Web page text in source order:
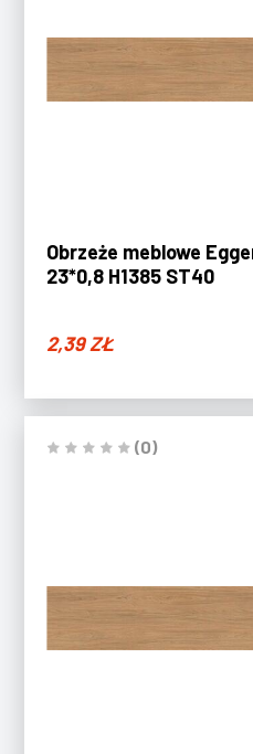
Obrzeże meblowe
23*0,8 H1385 ST40
2,39ZŁ
(0)